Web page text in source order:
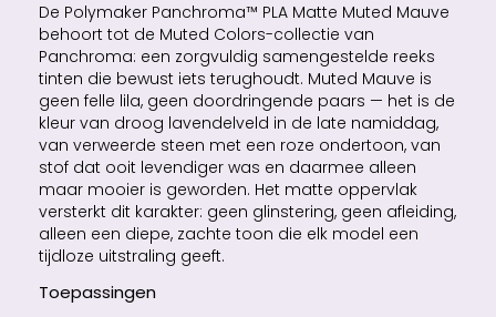
De Polymaker Panchroma™ PLA Matte Muted Mauve
behoort tot de Muted Colors-collectie van
Panchroma: een zorgvuldig samengestelde reeks
tinten die bewust iets terughoudt. Muted Mauve is
geen felle lila, geen doordringende paars — het is de
kleur van droog lavendelveld in de late namiddag,
van verweerde steen met een roze ondertoon, van
stof dat ooit levendiger was en daarmee alleen
maar mooier is geworden. Het matte oppervlak
versterkt dit karakter: geen glinstering, geen afleiding,
alleen een diepe, zachte toon die elk model een
tijdloze uitstraling geeft.
Toepassingen